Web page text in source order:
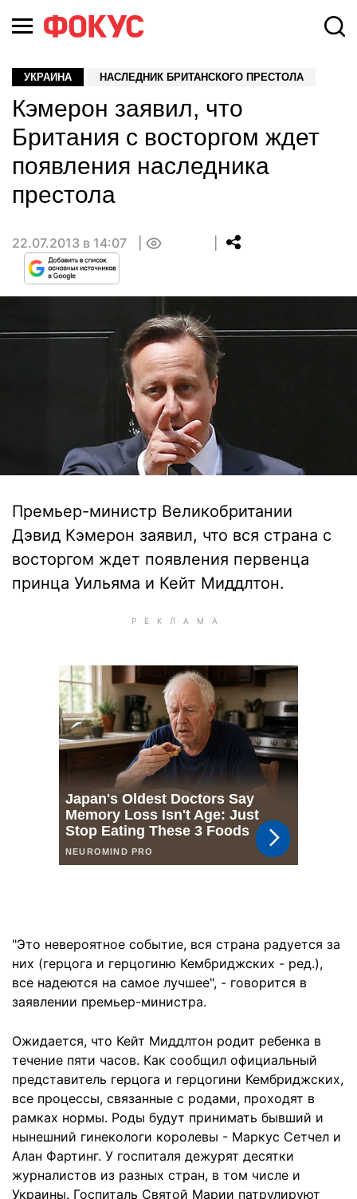
УКРАИНА НАСЛЕДНИК БРИТАНСКОГО ПРЕСТОЛА
Кэмерон заявил, что
Британия с восторгом ждет
появления наследника
престола
22.07.2013 в 14:07
Премьер-министр Великобритании
Дэвид Кэмерон заявил, что вся страна с
восторгом ждет появления первенца
принца Уильяма и Кейт Миддлтон.
"Это невероятное событие, вся страна радуется за
них (герцога и герцогиню Кембриджских - ред.),
все надеются на самое лучшее", - говорится в
заявлении премьер-министра.
Ожидается, что Кейт Миддлтон родит ребенка в
течение пяти часов. Как сообщил официальный
представитель герцога и герцогини Кембриджских,
все процессы, связанные с родами, проходят в
рамках нормы. Роды будут принимать бывший и
нынешний гинекологи королевы - Маркус Сетчел и
Алан Фартинг. У госпиталя дежурят десятки
журналистов из разных стран, в том числе и
Украины. Госпиталь Святой Марии патрулируют